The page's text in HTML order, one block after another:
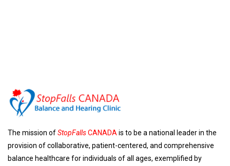
The mission ofStopFallsCANADA is to be a national leader in the
provision of collaborative, patient-centered, and comprehensive
balance healthcare for individuals of all ages, exemplified by